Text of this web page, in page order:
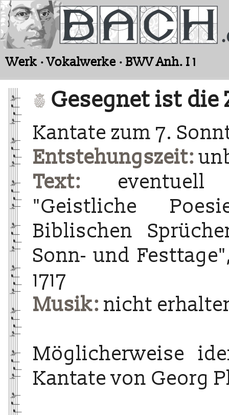
Werk · Vokalwerke · BWV Anh. I 1
Gesegnet ist die
Kantate zum 7.
Entstehungszeit:
Text: eventuell
"Geistliche
Biblischen
Sonn- und
1717
Musik: nicht
Möglicherweise
Kantate von Georg